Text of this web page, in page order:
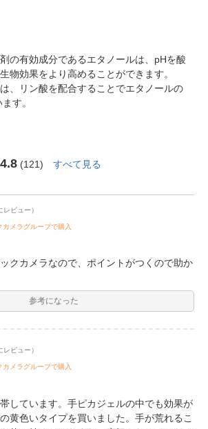
の有効成分であるエタノールは、pHを酸
物効果をより高めることができます。
、リン酸を配合することでエタノールの
す。
4.8 (121) すべて見る
レビュー）
カメラグループで購入
クカメラなので、ポイントがつくので助か
参考になった
レビュー）
カメラグループで購入
しています。手ピカジェルの中でも効果が
黄色いタイプを買いました。手が荒れるこ